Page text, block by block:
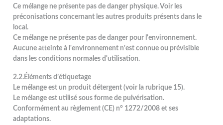
Ce mélange ne présente pas de danger physique. Voir les
préconisations concernant les autres produits présents dans le
local.
Ce mélange ne présente pas de danger pour l'environnement.
Aucune atteinte à l'environnement n'est connue ou prévisible
dans les conditions normales d'utilisation.
2.2.Éléments d’étiquetage
Le mélange est un produit détergent (voir la rubrique 15).
Le mélange est utilisé sous forme de pulvérisation.
Conformément au règlement (CE) n° 1272/2008 et ses
adaptations.